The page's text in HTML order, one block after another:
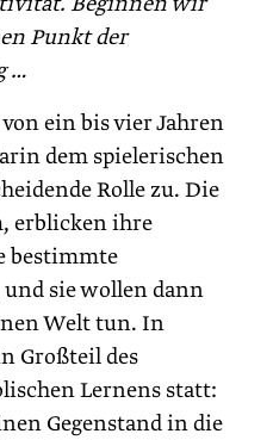
Punkt der
…
ein bis vier Jahren
dem spielerischen
Rolle zu. Die
erblicken ihre
bestimmte
sie wollen dann
Welt tun. In
Großteil des
Lernens statt:
Gegenstand in die